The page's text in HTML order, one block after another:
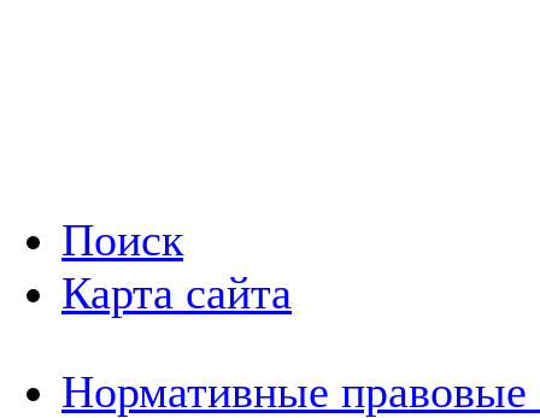
Поиск
Карта сайта
Нормативные правовые